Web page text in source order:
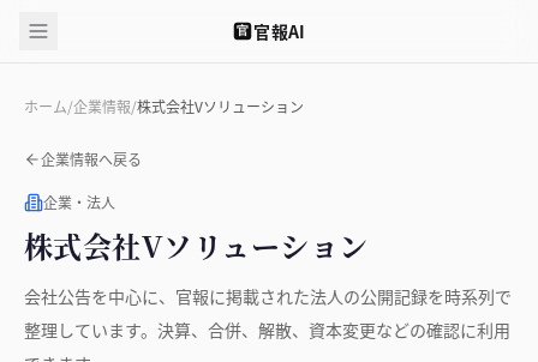
官 官報AI
ホーム/企業情報/株式会社Vソリューション
企業情報へ戻る
企業・法人
株式会社Vソリューション
会社公告を中心に、官報に掲載された法人の公開記録を時系列で
整理しています。決算、合併、解散、資本変更などの確認に利用